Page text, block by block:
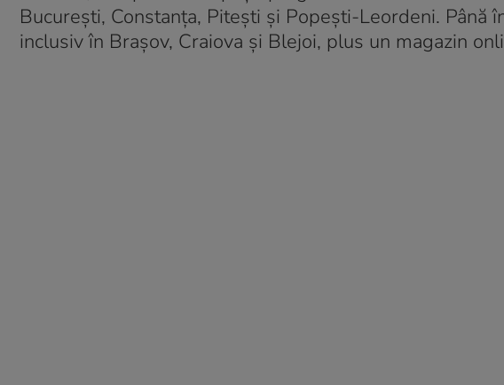
București, Constanța, Pitești și Popești-Leordeni. Până
inclusiv în Brașov, Craiova și Blejoi, plus un magazin